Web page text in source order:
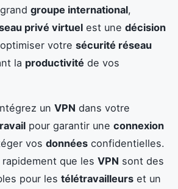
groupe international,
privé virtuel est une décision
votre sécurité réseau
la productivité de vos
un VPN dans votre
pour garantir une connexion
vos données confidentielles.
que les VPN sont des
pour les télétravailleurs et un